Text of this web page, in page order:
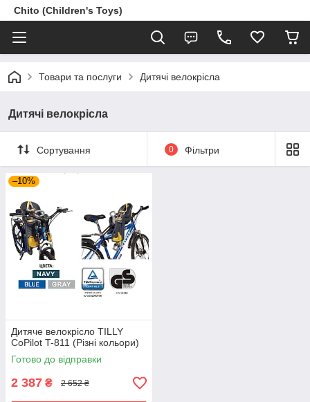
Chito (Children's Toys)
Товари та послуги Дитячі велокрісла
Дитячі велокрісла
Сортування 0 Фільтри
–10%
Дитяче велокрісло TILLY
CoPilot T-811 (Різні кольори)
Готово до відправки
2 387 ₴ 2 652 ₴